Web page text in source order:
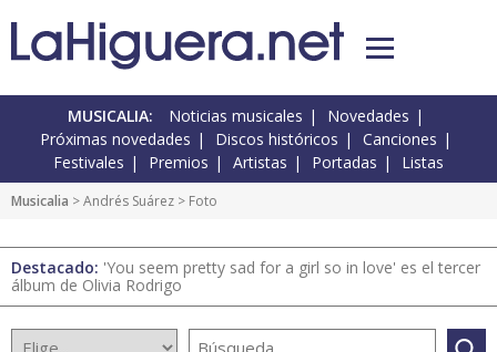
MUSICALIA: Noticias musicales
Novedades
Próximas novedades
Discos históricos
Canciones
Festivales
Premios Artistas Portadas Listas
Musicalia >Andrés Suárez > Foto
Destacado: 'You seem pretty sad for a girl so in love' es el tercer
álbum de Olivia Rodrigo